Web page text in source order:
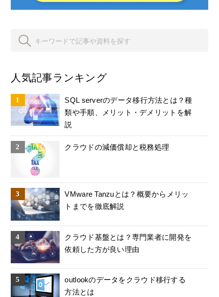
人気記事ランキング
SQL serverのデータ移行方法とは？種
類や手順、メリット・デメリットを解
説
クラウドの減価償却と税務処理
VMware Tanzuとは？概要からメリッ
トまでを徹底解説
クラウド基盤とは？専門業者に開発を
依頼した方が良い理由
outlookのデータをクラウド移行する
方法とは